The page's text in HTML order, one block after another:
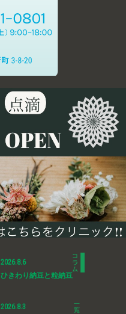
2026.8.6
ひきわり納豆と粒納豆
2026.8.3